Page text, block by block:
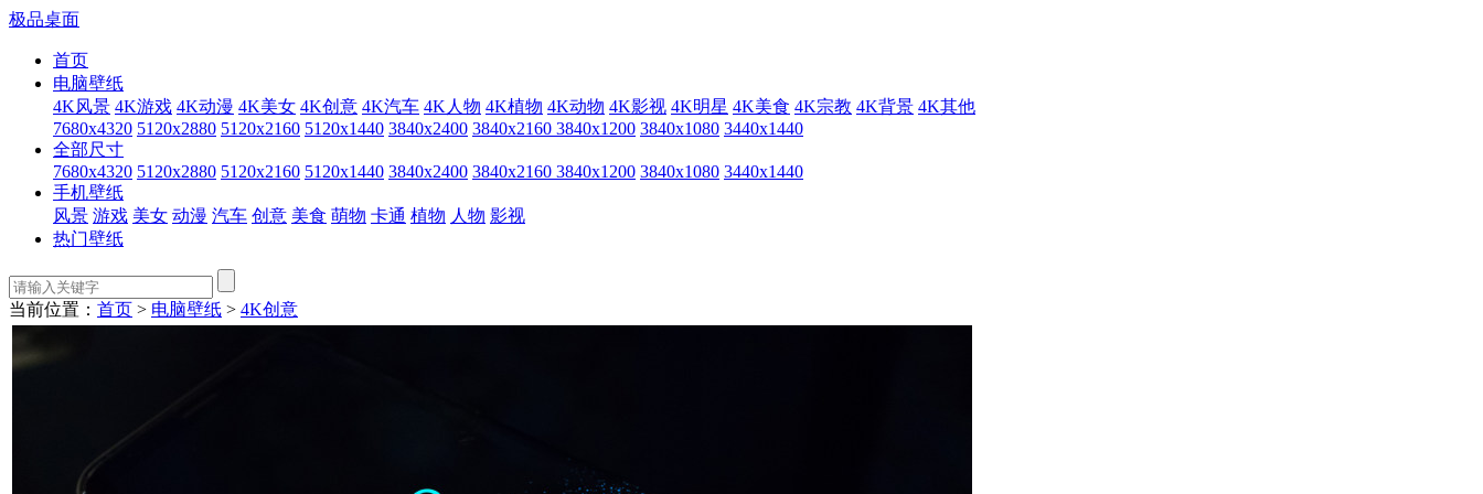
极品桌面
首页
电脑壁纸
4K风景 4K游戏 4K动漫 4K美女 4K创意 4K汽车 4K人物 4K植物 4K动物 4K影视 4K明星 4K美食 4K宗教 4K背景 4K其他
7680x4320 5120x2880 5120x2160 5120x1440 3840x2400 3840x2160 3840x1200 3840x1080 3440x1440
全部尺寸
7680x4320 5120x2880 5120x2160 5120x1440 3840x2400 3840x2160 3840x1200 3840x1080 3440x1440
手机壁纸
风景 游戏 美女 动漫 汽车 创意 美食 萌物 卡通 植物 人物 影视
热门壁纸
当前位置： 首页 > 电脑壁纸 > 4K创意